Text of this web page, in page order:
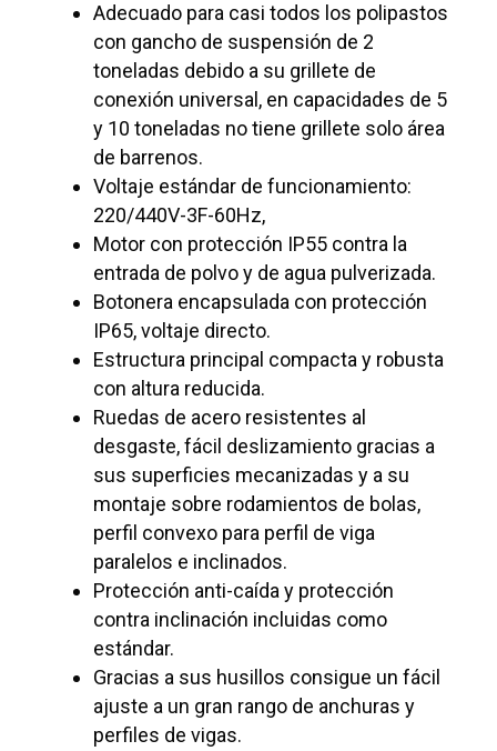
Adecuado para casi todos los polipastos
con gancho de suspensión de 2
toneladas debido a su grillete de
conexión universal, en capacidades de 5
y 10 toneladas no tiene grillete solo área
de barrenos.
Voltaje estándar de funcionamiento:
220/440V-3F-60Hz,
Motor con protección IP55 contra la
entrada de polvo y de agua pulverizada.
Botonera encapsulada con protección
IP65, voltaje directo.
Estructura principal compacta y robusta
con altura reducida.
Ruedas de acero resistentes al
desgaste, fácil deslizamiento gracias a
sus superficies mecanizadas y a su
montaje sobre rodamientos de bolas,
perfil convexo para perfil de viga
paralelos e inclinados.
Protección anti-caída y protección
contra inclinación incluidas como
estándar.
Gracias a sus husillos consigue un fácil
ajuste a un gran rango de anchuras y
perfiles de vigas.